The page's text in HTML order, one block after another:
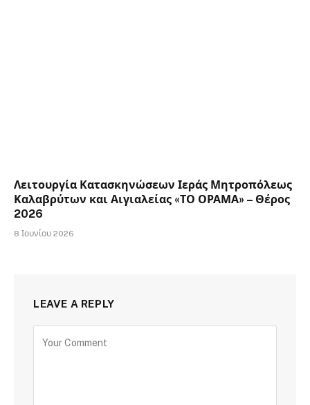
Λειτουργία Κατασκηνώσεων Ιεράς Μητροπόλεως
Καλαβρύτων και Αιγιαλείας «ΤΟ ΟΡΑΜΑ» – Θέρος
2026
8 Ιουνίου 2026
LEAVE A REPLY